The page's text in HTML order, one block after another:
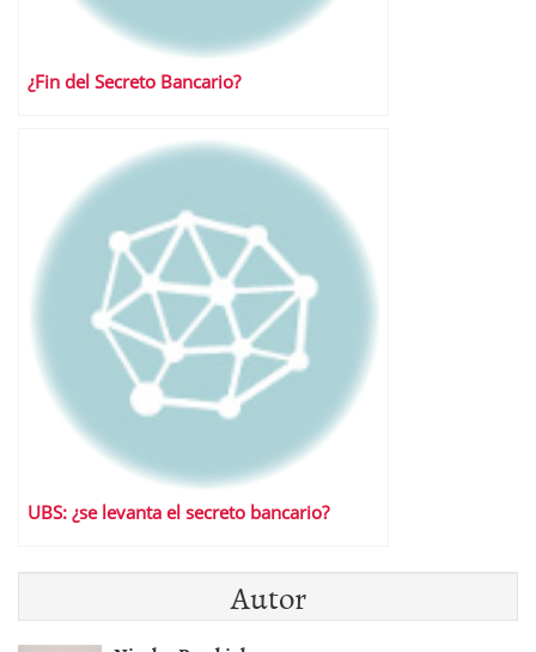
¿Fin del Secreto Bancario?
UBS: ¿se levanta el secreto bancario?
Autor